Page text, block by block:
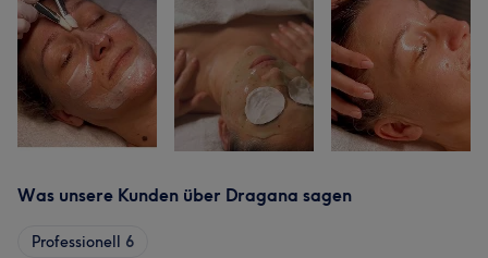
Was unsere Kunden über Dragana sagen
Professionell 6